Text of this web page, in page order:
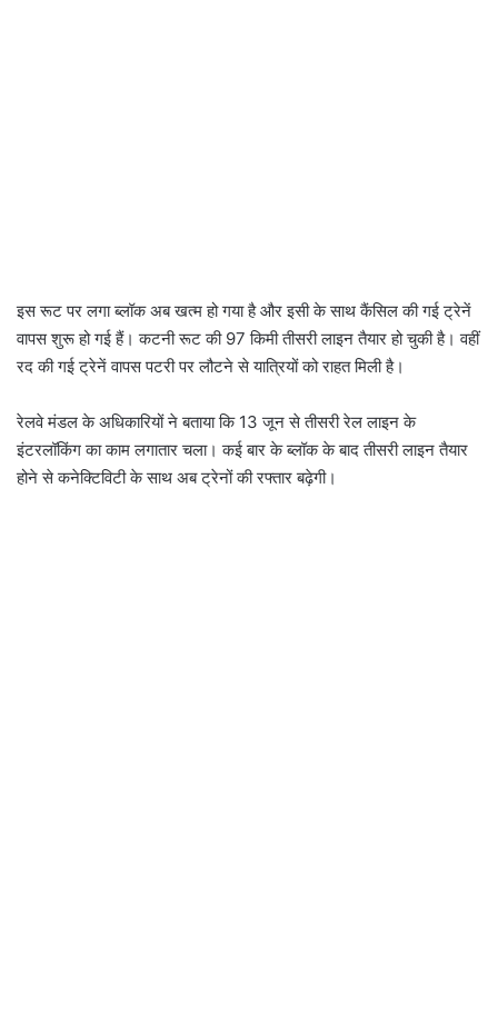
इस रूट पर लगा ब्लॉक अब खत्म हो गया है और इसी के साथ कैंसिल की गई ट्रेनें
वापस शुरू हो गई हैं। कटनी रूट की 97 किमी तीसरी लाइन तैयार हो चुकी है। वहीं
रद की गई ट्रेनें वापस पटरी पर लौटने से यात्रियों को राहत मिली है।
रेलवे मंडल के अधिकारियों ने बताया कि 13 जून से तीसरी रेल लाइन के
इंटरलॉकिंग का काम लगातार चला। कई बार के ब्‍लॉक के बाद तीसरी लाइन तैयार
होने से कनेक्टिविटी के साथ अब ट्रेनों की रफ्तार बढ़ेगी।